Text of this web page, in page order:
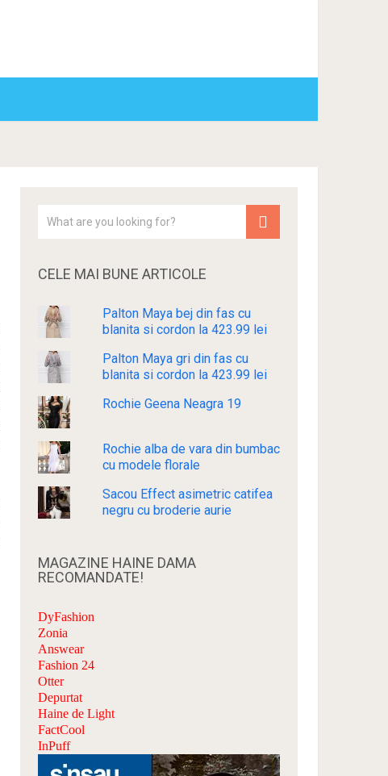
CELE MAI BUNE ARTICOLE
Palton Maya bej din fas cu
blanita si cordon la 423.99 lei
Palton Maya gri din fas cu
blanita si cordon la 423.99 lei
Rochie Geena Neagra 19
Rochie alba de vara din bumbac
cu modele florale
Sacou Effect asimetric catifea
negru cu broderie aurie
MAGAZINE HAINE DAMA
RECOMANDATE!
DyFashion
Zonia
Answear
Fashion 24
Otter
Depurtat
Haine de Light
FactCool
InPuff